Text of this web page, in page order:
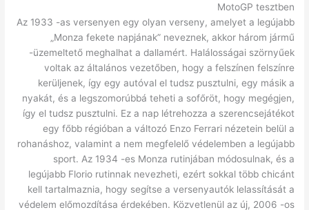
MotoGP tesztben
Az 1933 -as versenyen egy olyan verseny, amelyet a legújabb
„Monza fekete napjának” neveznek, akkor három jármű
-üzemeltető meghalhat a dallamért. Halálosságai szörnyűek
voltak az általános vezetőben, hogy a felszínen felszínre
kerüljenek, így egy autóval el tudsz pusztulni, egy másik a
nyakát, és a legszomorúbbá teheti a sofőröt, hogy megégjen,
így el tudsz pusztulni. Ez a nap létrehozza a szerencsejátékot
egy főbb régióban a változó Enzo Ferrari nézetein belül a
rohanáshoz, valamint a nem megfelelő védelemben a legújabb
sport. Az 1934 -es Monza rutinjában módosulnak, és a
legújabb Florio rutinnak nevezheti, ezért sokkal több chicánt
kell tartalmaznia, hogy segítse a versenyautók lelassítását a
védelem előmozdítása érdekében. Közvetlenül az új, 2006 -os